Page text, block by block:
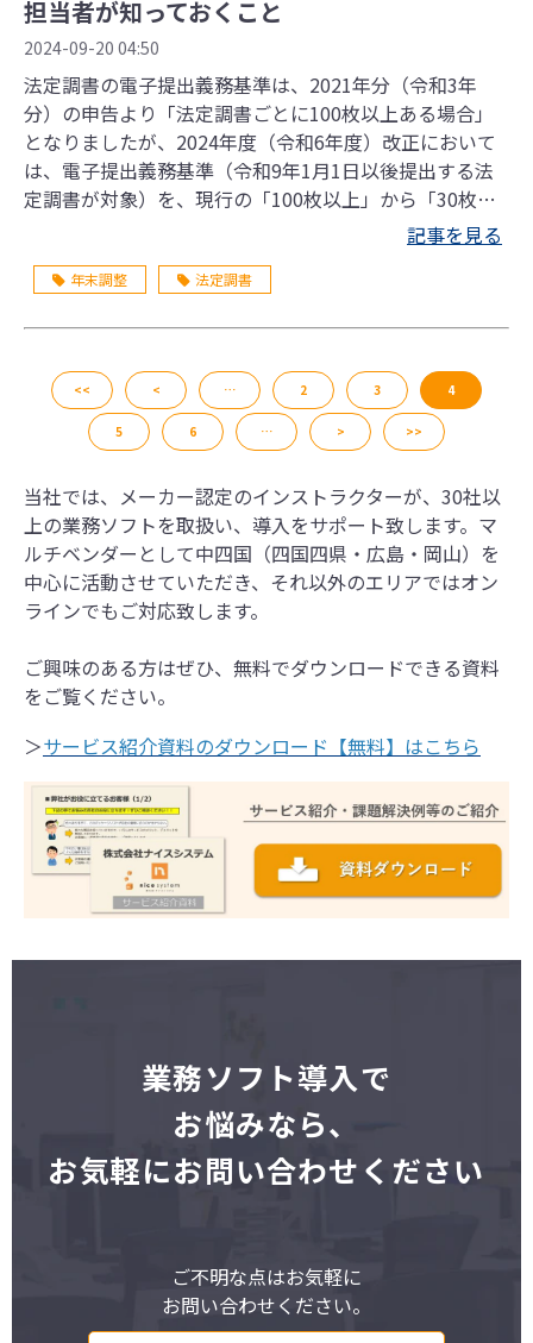
担当者が知っておくこと
2024-09-20 04:50
法定調書の電子提出義務基準は、2021年分（令和3年
分）の申告より「法定調書ごとに100枚以上ある場合」
となりましたが、2024年度（令和6年度）改正において
は、電子提出義務基準（令和9年1月1日以後提出する法
定調書が対象）を、現行の「100枚以上」から「30枚以
退職所得の源泉徴収票といったものも含まれます。本記
記事を見る
年末調整 法定調書
<< < … 2 3 4
5 6 … > >>
当社では、メーカー認定のインストラクターが、30社以
上の業務ソフトを取扱い、導入をサポート致します。マ
ルチベンダーとして中四国（四国四県・広島・岡山）を
中心に活動させていただき、それ以外のエリアではオン
ラインでもご対応致します。
ご興味のある方はぜひ、無料でダウンロードできる資料
をご覧ください。
＞サービス紹介資料のダウンロード【無料】はこちら
業務ソフト導入で
お悩みなら、
お気軽にお問い合わせください
ご不明な点はお気軽に
お問い合わせください。